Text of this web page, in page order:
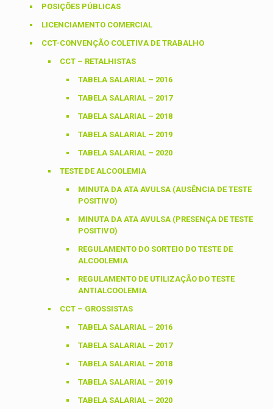
POSIÇÕES PÚBLICAS
LICENCIAMENTO COMERCIAL
CCT-CONVENÇÃO COLETIVA DE TRABALHO
CCT – RETALHISTAS
TABELA SALARIAL – 2016
TABELA SALARIAL – 2017
TABELA SALARIAL – 2018
TABELA SALARIAL – 2019
TABELA SALARIAL – 2020
TESTE DE ALCOOLEMIA
MINUTA DA ATA AVULSA (AUSÊNCIA DE TESTE
POSITIVO)
MINUTA DA ATA AVULSA (PRESENÇA DE TESTE
POSITIVO)
REGULAMENTO DO SORTEIO DO TESTE DE
ALCOOLEMIA
REGULAMENTO DE UTILIZAÇÃO DO TESTE
ANTIALCOOLEMIA
CCT – GROSSISTAS
TABELA SALARIAL – 2016
TABELA SALARIAL – 2017
TABELA SALARIAL – 2018
TABELA SALARIAL – 2019
TABELA SALARIAL – 2020